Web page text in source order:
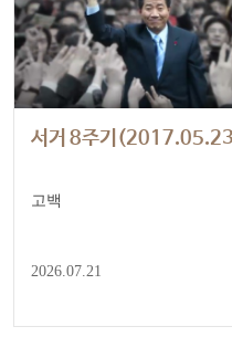
서거 8주기
고백
2026.07.21